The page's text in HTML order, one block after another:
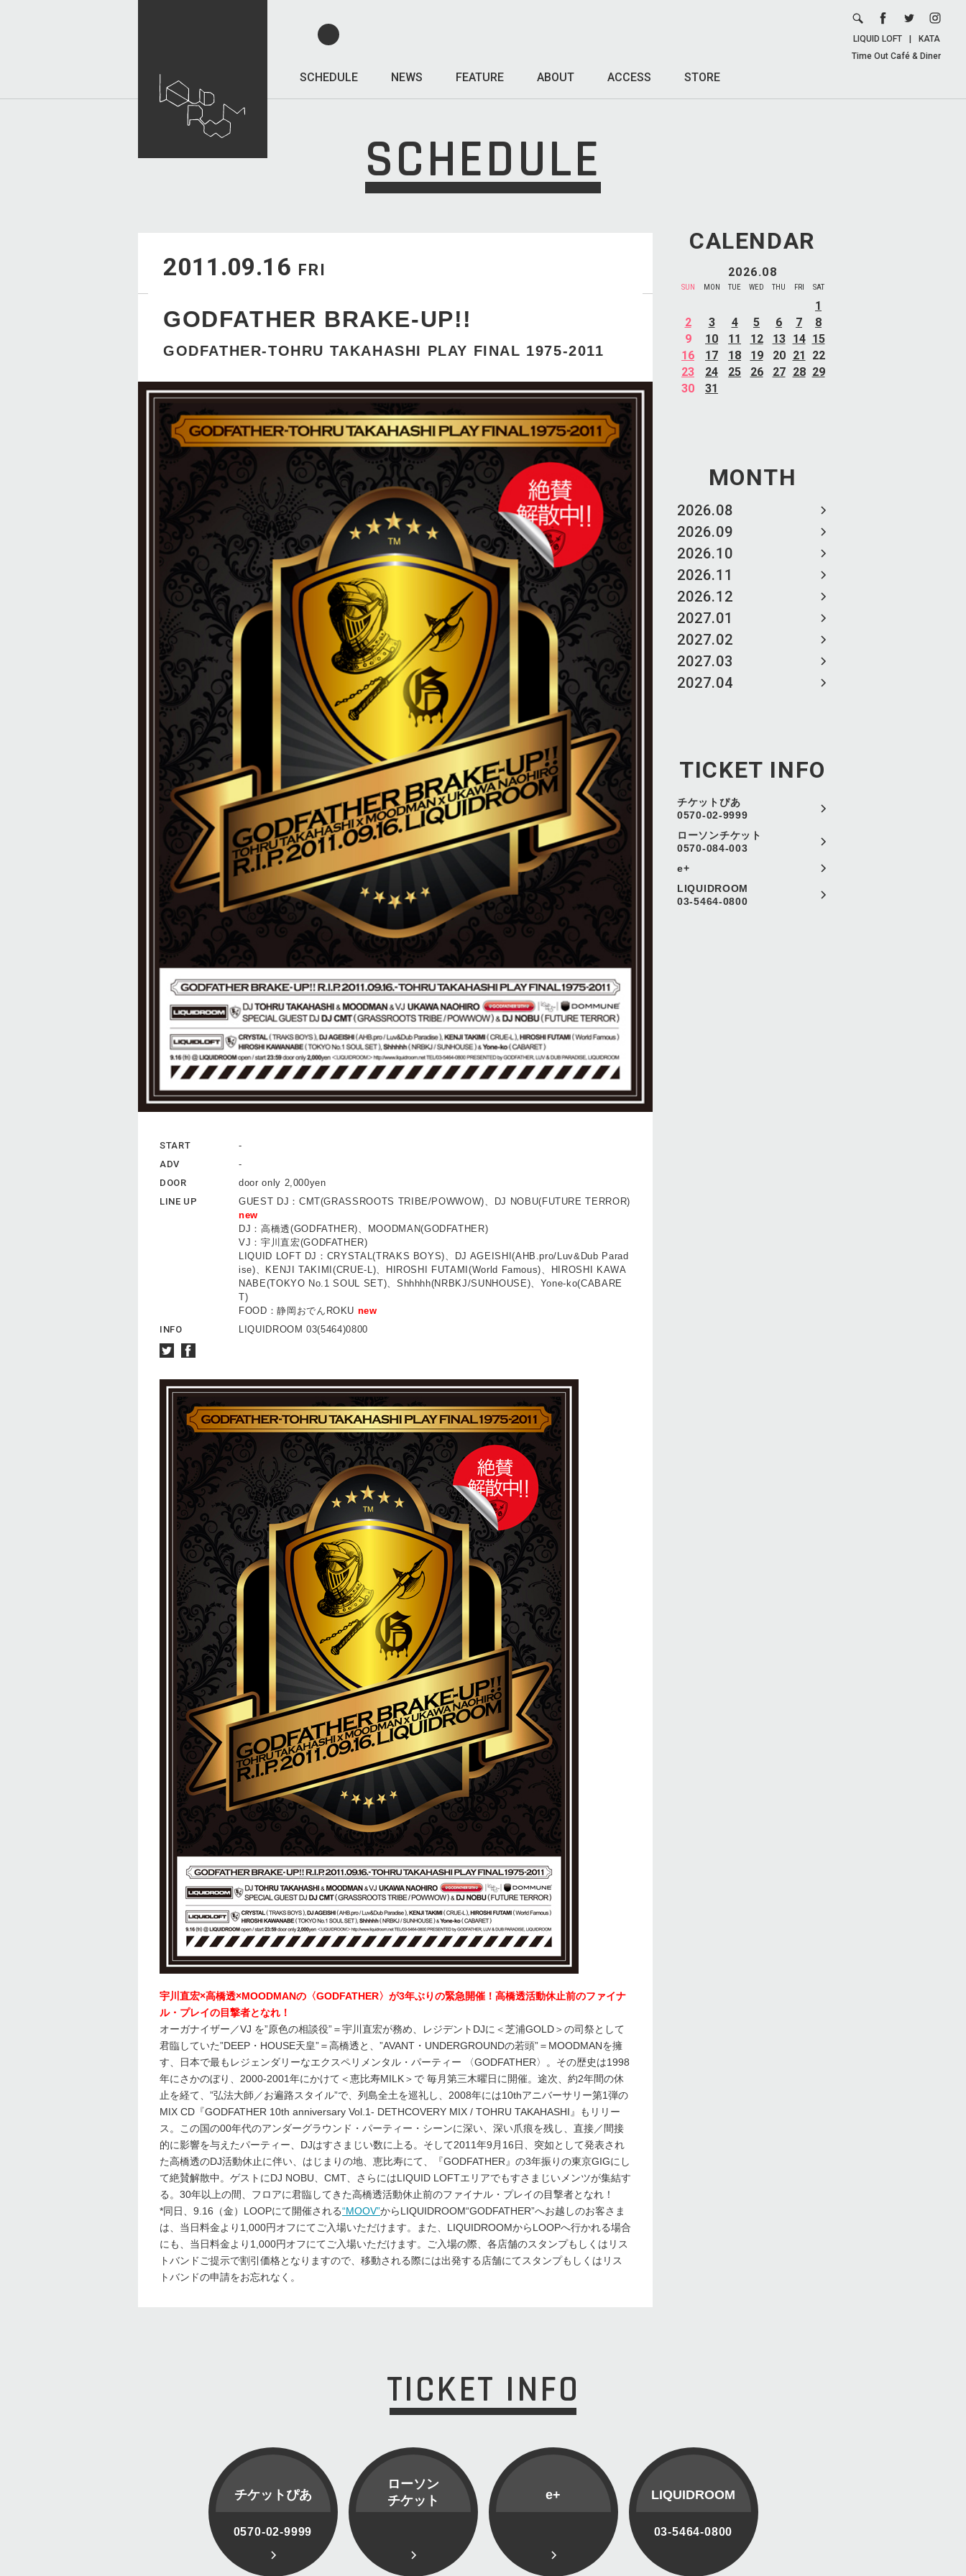
SCHEDULE NEWS FEATURE ABOUT ACCESS STORE
LIQUID LOFT
KATA
Time Out Café & Diner
SCHEDULE
CALENDAR
2026.08
SUN MON TUE WED THU FRI SAT
1
2
3 4 5 6 7
8
9
10 11 12 13 14 15
16
17 18 19 20 21
22
23
24 25 26 27 28 29
30
31
MONTH
2026.08
2026.09
2026.10
2026.11
2026.12
2027.01
2027.02
2027.03
2027.04
TICKET INFO
チケットぴあ
0570-02-9999
ローソンチケット
0570-084-003
e+
LIQUIDROOM
03-5464-0800
2011.09.16 FRI
GODFATHER BRAKE-UP!!
GODFATHER-TOHRU TAKAHASHI PLAY FINAL 1975-2011
START
-
ADV
-
DOOR
door only 2,000yen
LINE UP
GUEST DJ：CMT(GRASSROOTS TRIBE/POWWOW)、DJ NOBU(FUTURE TERROR)
new
DJ：高橋透(GODFATHER)、MOODMAN(GODFATHER)
VJ：宇川直宏(GODFATHER)
LIQUID LOFT DJ：CRYSTAL(TRAKS BOYS)、DJ AGEISHI(AHB.pro/Luv&Dub Parad
ise)、KENJI TAKIMI(CRUE-L)、HIROSHI FUTAMI(World Famous)、HIROSHI KAWA
NABE(TOKYO No.1 SOUL SET)、Shhhhh(NRBKJ/SUNHOUSE)、Yone-ko(CABARE
T)
FOOD：静岡おでんROKU new
INFO
LIQUIDROOM 03(5464)0800
宇川直宏×高橋透×MOODMANの〈GODFATHER〉が3年ぶりの緊急開催！高橋透活動休止前のファイナ
ル・プレイの目撃者となれ！
オーガナイザー／VJ を”原色の相談役”＝宇川直宏が務め、レジデントDJに＜芝浦GOLD＞の司祭として
君臨していた”DEEP・HOUSE天皇”＝高橋透と、”AVANT・UNDERGROUNDの若頭”＝MOODMANを擁
す、日本で最もレジェンダリーなエクスペリメンタル・パーティー 〈GODFATHER〉。その歴史は1998
年にさかのぼり、2000-2001年にかけて＜恵比寿MILK＞で 毎月第三木曜日に開催。途次、約2年間の休
止を経て、”弘法大師／お遍路スタイル”で、列島全土を巡礼し、2008年には10thアニバーサリー第1弾の
MIX CD『GODFATHER 10th anniversary Vol.1- DETHCOVERY MIX / TOHRU TAKAHASHI』もリリー
ス。この国の00年代のアンダーグラウンド・パーティー・シーンに深い、深い爪痕を残し、直接／間接
的に影響を与えたパーティー、DJはすさまじい数に上る。そして2011年9月16日、突如として発表され
た高橋透のDJ活動休止に伴い、はじまりの地、恵比寿にて、『GODFATHER』の3年振りの東京GIGにし
て絶賛解散中。ゲストにDJ NOBU、CMT、さらにはLIQUID LOFTエリアでもすさまじいメンツが集結す
る。30年以上の間、フロアに君臨してきた高橋透活動休止前のファイナル・プレイの目撃者となれ！
*同日、9.16（金）LOOPにて開催される“MOOV”からLIQUIDROOM“GODFATHER”へお越しのお客さま
は、当日料金より1,000円オフにてご入場いただけます。また、LIQUIDROOMからLOOPへ行かれる場合
にも、当日料金より1,000円オフにてご入場いただけます。ご入場の際、各店舗のスタンプもしくはリス
トバンドご提示で割引価格となりますので、移動される際には出発する店舗にてスタンプもしくはリス
トバンドの申請をお忘れなく。
TICKET INFO
チケットぴあ
0570-02-9999
ローソン
チケット
e+ LIQUIDROOM
03-5464-0800